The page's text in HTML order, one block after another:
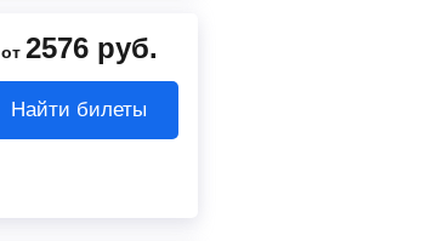
от 2576 руб.
Найти билеты